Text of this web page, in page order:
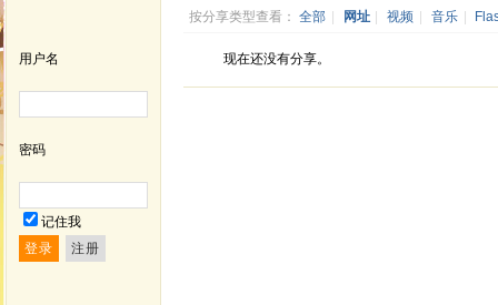
用户名
密码
记住我
按分享类型查看： 全部 网址 视频 音乐
现在还没有分享。